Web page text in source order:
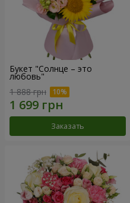
Букет "Солнце – это
любовь"
1 888 грн
Заказать